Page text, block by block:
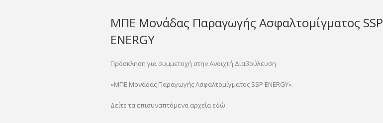
ΜΠΕ Μονάδας Παραγωγής Ασφαλτομίγματος SSP
ENERGY
Πρόσκληση για συμμετοχή στην Ανοιχτή Διαβούλευση
«ΜΠΕ Μονάδας Παραγωγής Ασφαλτομίγματος SSP ENERGY».
Δείτε τα επισυναπτόμενα αρχεία εδώ: